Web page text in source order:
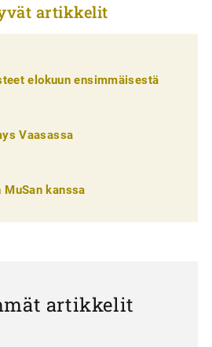
artikkelit
elokuun ensimmäisestä
Vaasassa
kanssa
artikkelit